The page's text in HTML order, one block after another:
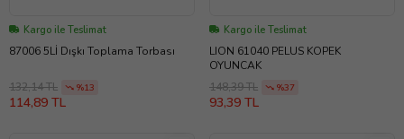
Kargo ile Teslimat
87006 5Lİ Dışkı Toplama Torbası
132,14 TL %13
114,89 TL
Kargo ile Teslimat
LION 61040 PELUS KOPEK
OYUNCAK
148,39 TL
%37
93,39 TL